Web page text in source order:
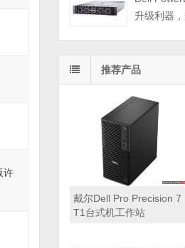
许
升级利器
推荐产品
戴尔Dell Pro Precision 7
T1台式机工作站